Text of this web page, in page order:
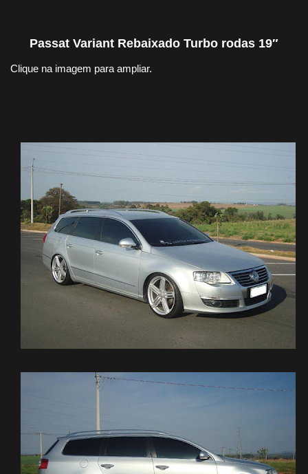
Passat Variant Rebaixado Turbo rodas 19″
Clique na imagem para ampliar.